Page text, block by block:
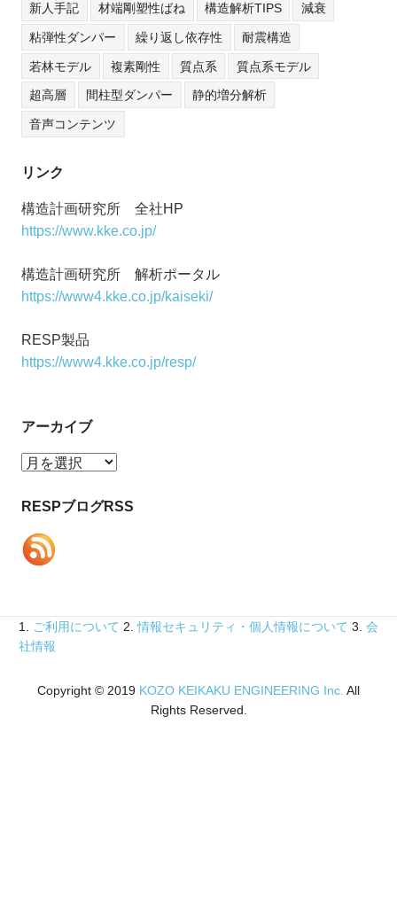
新人手記 材端剛塑性ばね 構造解析TIPS 減衰
粘弾性ダンパー 繰り返し依存性 耐震構造
若林モデル 複素剛性 質点系 質点系モデル
超高層 間柱型ダンパー 静的増分解析
音声コンテンツ
リンク
構造計画研究所 全社HP
https://www.kke.co.jp/
構造計画研究所 解析ポータル
https://www4.kke.co.jp/kaiseki/
RESP製品
https://www4.kke.co.jp/resp/
アーカイブ
ア
カ
ブ
RESPブログRSS
1. ご利用について 2.情報セキュリティ・個人情報について 3. 会
社情報
Copyright © 2019 KOZO KEIKAKU ENGINEERING Inc. All
Rights Reserved.